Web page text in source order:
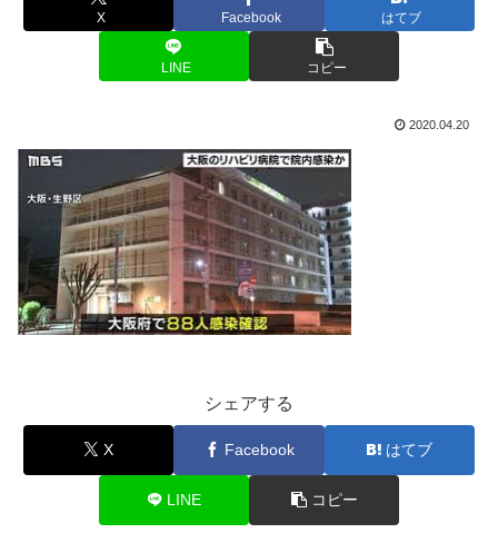
X Facebook はてブ
LINE コピー
2020.04.20
シェアする
X Facebook はてブ
LINE コピー